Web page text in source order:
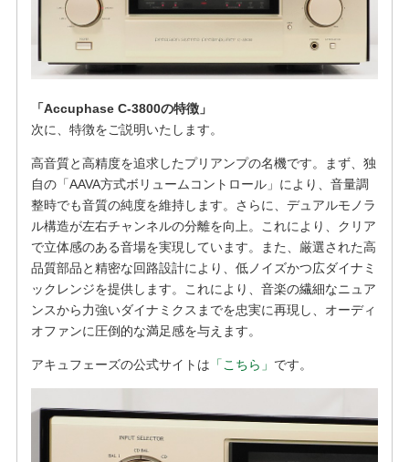
「Accuphase C-3800の特徴」
次に、特徴をご説明いたします。
高音質と高精度を追求したプリアンプの名機です。まず、独
自の「AAVA方式ボリュームコントロール」により、音量調
整時でも音質の純度を維持します。さらに、デュアルモノラ
ル構造が左右チャンネルの分離を向上。これにより、クリア
で立体感のある音場を実現しています。また、厳選された高
品質部品と精密な回路設計により、低ノイズかつ広ダイナミ
ックレンジを提供します。これにより、音楽の繊細なニュア
ンスから力強いダイナミクスまでを忠実に再現し、オーディ
オファンに圧倒的な満足感を与えます。
アキュフェーズの公式サイトは 「こちら」 です。